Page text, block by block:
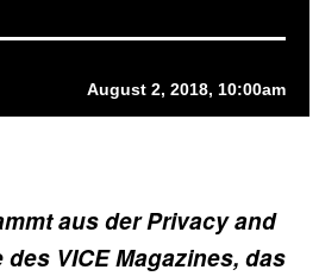
August 2, 2018, 10:00am
aus der Privacy and
VICE Magazines, das